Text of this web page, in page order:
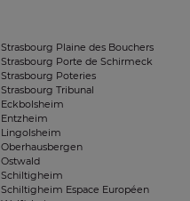
Strasbourg Plaine des Bouchers
Strasbourg Porte de Schirmeck
Strasbourg Poteries
Strasbourg Tribunal
Eckbolsheim
Entzheim
Lingolsheim
Oberhausbergen
Ostwald
Schiltigheim
Schiltigheim Espace Européen